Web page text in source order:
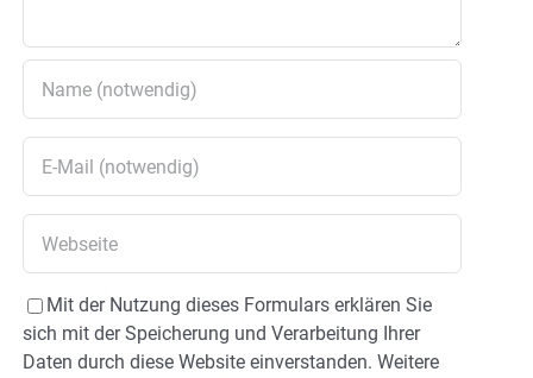
Mit der Nutzung dieses Formulars erklären Sie
sich mit der Speicherung und Verarbeitung Ihrer
Daten durch diese Website einverstanden. Weitere